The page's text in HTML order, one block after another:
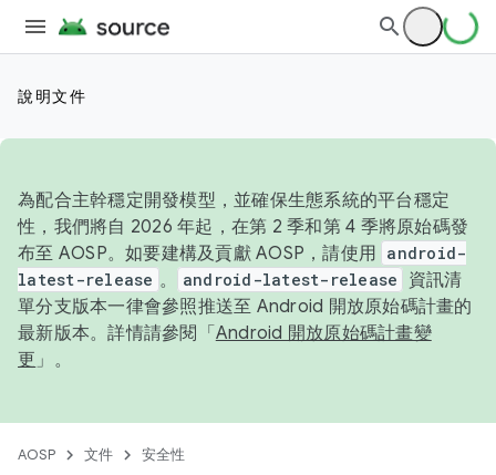
說明文件
為配合主幹穩定開發模型，並確保生態系統的平台穩定
性，我們將自 2026 年起，在第 2 季和第 4 季將原始碼發
布至 AOSP。如要建構及貢獻 AOSP，請使用 android-
latest-release 。 android-latest-release
資訊清
單分支版本一律會參照推送至 Android 開放原始碼計畫的
最新版本。詳情請參閱「 Android 開放原始碼計畫變
更 」。
AOSP 文件 安全性